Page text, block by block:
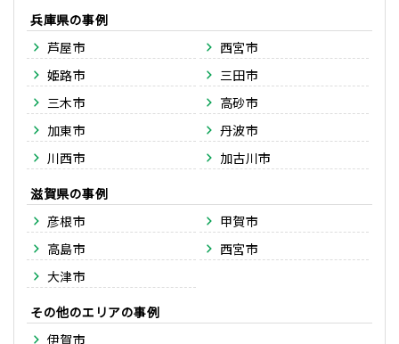
兵庫県
芦屋市
西宮市
姫路市
三田市
三木市
高砂市
加東市
丹波市
川西市
加古川市
滋賀県
彦根市
甲賀市
高島市
西宮市
大津市
その他のエリア
伊賀市